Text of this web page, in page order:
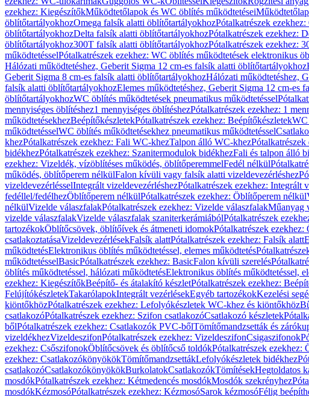
ezekhez: KiegészítőkMűködtetőlapok és WC öblítés működtetései
öblítőtartályokhozOmega falsík alatti öblítőtartályokhozPótalkatrészek
öblítőtartályokhozDelta falsík alatti öblítőtartályokhozPótalkatrészek ezekhez:
öblítőtartályokhoz300T falsík alatti öblítőtartályokhozPótalkatrészek ezekhez:
működtetésselPótalkatrészek ezekhez: WC öblítés működtetések elektronikus
Hálózati működtetéshez, Geberit Sigma 12 cm-es falsík alatti öblítőtartályokhoz
Geberit Sigma 8 cm-es falsík alatti öblítőtartályokhozHálózati működtetéshez,
falsík alatti öblítőtartályokhozElemes működtetéshez, Geberit Sigma 12 cm-es
öblítőtartályokhozWC öblítés működtetések pneumatikus működtetéssel
mennyiséges öblítéshez1 mennyiséges öblítéshezPótalkatrészek ezekhez: 1
működtetésekhezBeépítőkészletekPótalkatrészek ezekhez: BeépítőkészletekWC
működtetésselWC öblítés működtetésekhez pneumatikus működtetéssel
khezPótalkatrészek ezekhez: Fali WC-khezTalpon álló WC-khez
bidékhezPótalkatrészek ezekhez: Szanitermodulok bidékhezFali és talpon álló
ezekhez: Vizeldék, vízöblítéses működés, öblítőperemmelFedél nélkül
működés, öblítőperem nélkülFalon kívüli vagy falsík alatti vizeldevezérléshez
vizeldevezérlésselIntegrált vizeldevezérléshezPótalkatrészek ezekhez: Integrált
fedéllel/fedélhezÖblítőperem nélkülPótalkatrészek ezekhez: Öblítőperem nélkül
nélkülVizelde válaszfalakPótalkatrészek ezekhez: Vizelde válaszfalakMűanyag
vizelde válaszfalakVizelde válaszfalak szaniterkerámiábólPótalkatrészek
tartozékokÖblítőcsövek, öblítőívek és átmeneti idomokPótalkatrészek
csatlakoztatásaVizeldevezérlésekFalsík alattPótalkatrészek ezekhez: Falsík alatt
működtetésElektronikus öblítés működtetéssel, elemes működtetés
működtetésselBasicPótalkatrészek ezekhez: BasicFalon kívüli szerelés
öblítés működtetéssel, hálózati működtetésElektronikus öblítés működtetéssel,
ezekhez: KiegészítőkBeépítő- és átalakító készletPótalkatrészek ezekhez:
FelújítókészletekTakarólapokIntegrált vezérlésekEgyéb tartozékokKezelési
kiöntőkhözPótalkatrészek ezekhez: Lefolyókészletek WC-khez és kiöntőkhöz
csatlakozóPótalkatrészek ezekhez: Szifon csatlakozóCsatlakozó készletek
bőlPótalkatrészek ezekhez: Csatlakozók PVC-bőlTömítőmandzsetták és
vizeldékhezVizeldeszifonPótalkatrészek ezekhez: VizeldeszifonCsigaszifonok
ezekhez: CsőszifonokÖblítőcsövek és öblítőcső toldókPótalkatrészek ezekhez:
ezekhez: CsatlakozókönyökökTömítőmandzsettákLefolyókészletek bidékhez
csatlakozóCsatlakozókönyökökBurkolatokCsatlakozókTömítésekHegtoldatos
mosdókPótalkatrészek ezekhez: Kétmedencés mosdókMosdók szekrényhez
mosdókKézmosóPótalkatrészek ezekhez: KézmosóSarok kézmosóFélig